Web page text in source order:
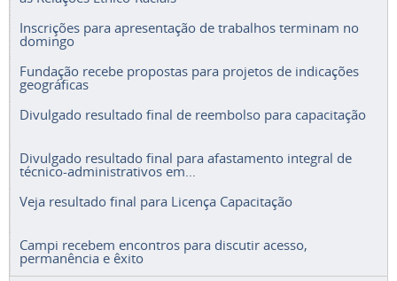
Inscrições para apresentação de trabalhos terminam no
domingo
Fundação recebe propostas para projetos de indicações
geográficas
Divulgado resultado final de reembolso para capacitação
Divulgado resultado final para afastamento integral de
técnico-administrativos em...
Veja resultado final para Licença Capacitação
Campi recebem encontros para discutir acesso,
permanência e êxito